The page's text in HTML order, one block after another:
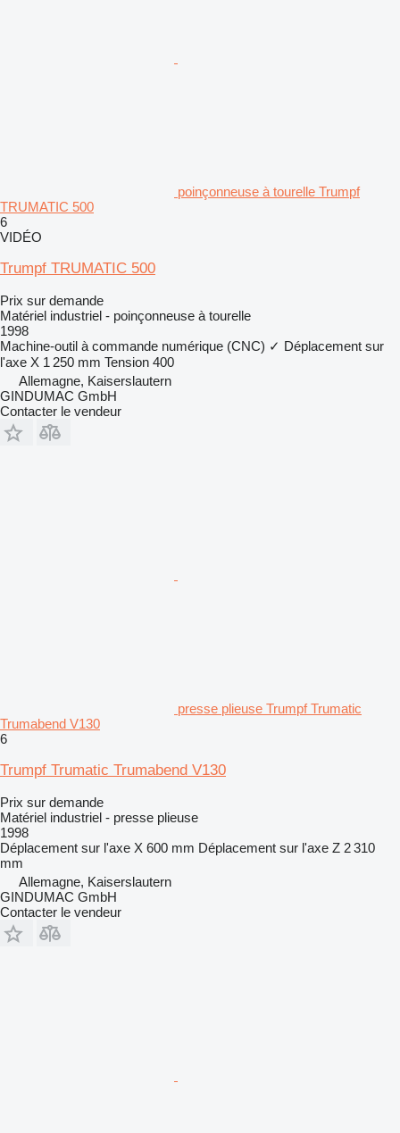
poinçonneuse à tourelle Trumpf
TRUMATIC 500
6
VIDÉO
Trumpf TRUMATIC 500
Prix sur demande
Matériel industriel - poinçonneuse à tourelle
1998
Machine-outil à commande numérique (CNC) ✓ Déplacement sur
l'axe X 1 250 mm Tension 400
Allemagne, Kaiserslautern
GINDUMAC GmbH
Contacter le vendeur
presse plieuse Trumpf Trumatic
Trumabend V130
6
Trumpf Trumatic Trumabend V130
Prix sur demande
Matériel industriel - presse plieuse
1998
Déplacement sur l'axe X 600 mm Déplacement sur l'axe Z 2 310
mm
Allemagne, Kaiserslautern
GINDUMAC GmbH
Contacter le vendeur